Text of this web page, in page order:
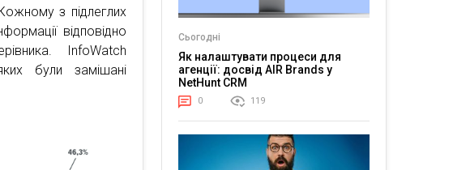
Кожному з підлеглих
відповідно
InfoWatch
були замішані
Сьогодні
Як налаштувати процеси для
агенції: досвід AIR Brands у
NetHunt CRM
0 119